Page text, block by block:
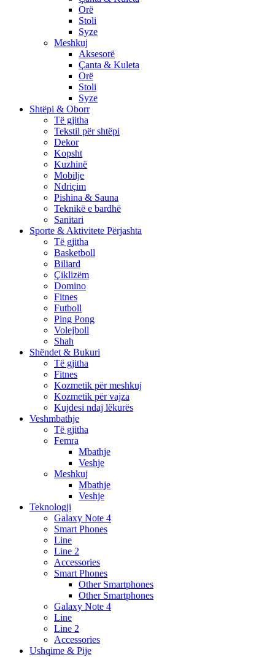
Orë
Stoli
Syze
Meshkuj
Aksesorë
Çanta & Kuleta
Orë
Stoli
Syze
Shtëpi & Oborr
Të gjitha
Tekstil për shtëpi
Dekor
Kopsht
Kuzhinë
Mobilje
Ndriçim
Pishina & Sauna
Teknikë e bardhë
Sanitari
Sporte & Aktivitete Përjashta
Të gjitha
Basketboll
Biliard
Çiklizëm
Domino
Fitnes
Futboll
Ping Pong
Volejboll
Shah
Shëndet & Bukuri
Të gjitha
Fitnes
Kozmetik për meshkuj
Kozmetik për vajza
Kujdesi ndaj lëkurës
Veshmbathje
Të gjitha
Femra
Mbathje
Veshje
Meshkuj
Mbathje
Veshje
Teknologji
Galaxy Note 4
Smart Phones
Line
Line 2
Accessories
Smart Phones
Other Smartphones
Other Smartphones
Galaxy Note 4
Line
Line 2
Accessories
Ushqime & Pije